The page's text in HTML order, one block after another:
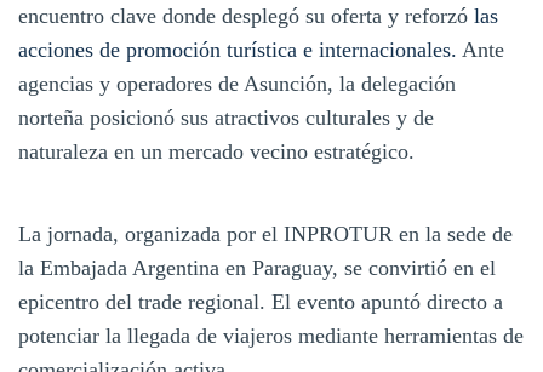
encuentro clave donde desplegó su oferta y reforzó las
acciones de promoción turística e internacionales. Ante
agencias y operadores de Asunción, la delegación
norteña posicionó sus atractivos culturales y de
naturaleza en un mercado vecino estratégico.
La jornada, organizada por el INPROTUR en la sede de
la Embajada Argentina en Paraguay, se convirtió en el
epicentro del trade regional. El evento apuntó directo a
potenciar la llegada de viajeros mediante herramientas de